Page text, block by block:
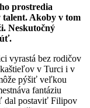
prostredia
talent. Akoby v tom
Neskutočný
vyrastá bez rodičov
v Turci i v
pýšiť veľkou
fantáziu
dal postaviť Filipov